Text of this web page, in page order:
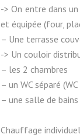
-> On entre dans
et équipée (four,
– Une terrasse
-> Un couloir
– les 2 chambres
– un WC séparé
– une salle de
Chauffage